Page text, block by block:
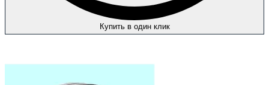
Купить в один клик